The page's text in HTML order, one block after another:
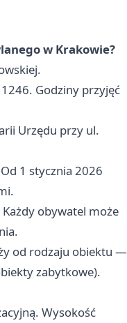
w Krakowie?
Godziny przyjęć
Urzędu przy ul.
Od 1 stycznia 2026
Każdy obywatel może
od rodzaju obiektu —
zabytkowe).
Wysokość